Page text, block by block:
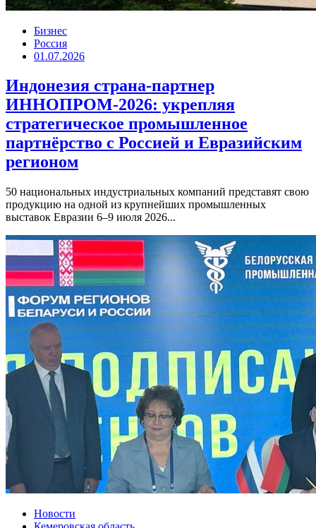
Бизнес
Россия
01.07.2026
Индонезия страна-партнер
ИННОПРОМ-2026: укрепляя
стратегическое промышленное
партнёрство с Россией и Евразийским
регионом
50 национальных индустриальных компаний представят свою
продукцию на одной из крупнейших промышленных
выставок Евразии 6–9 июля 2026...
Новости